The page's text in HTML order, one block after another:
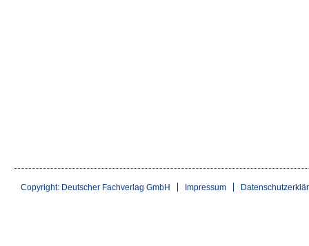
Copyright: Deutscher Fachverlag GmbH Impressum